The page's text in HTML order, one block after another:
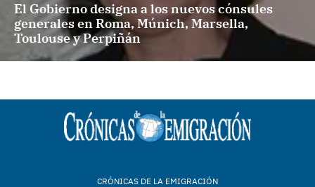
El Gobierno designa a los nuevos cónsules
generales en Roma, Múnich, Marsella,
Toulouse y Perpiñán
CRÓNICAS DE LA EMIGRACIÓN